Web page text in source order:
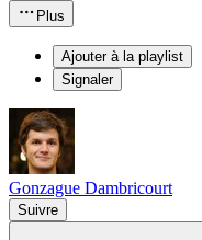
Plus
Ajouter à la playlist
Signaler
Gonzague Dambricourt
Suivre